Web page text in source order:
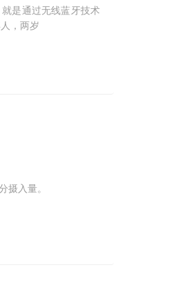
就是通过无线蓝牙技术
，两岁
摄入量。